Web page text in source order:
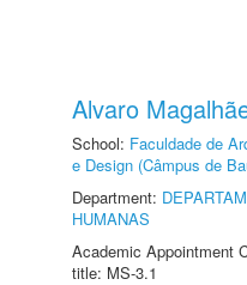
Alvaro
School: Faculdade de
e Design (Câmpus de
Department:
HUMANAS
Academic Appointment
title: MS-3.1